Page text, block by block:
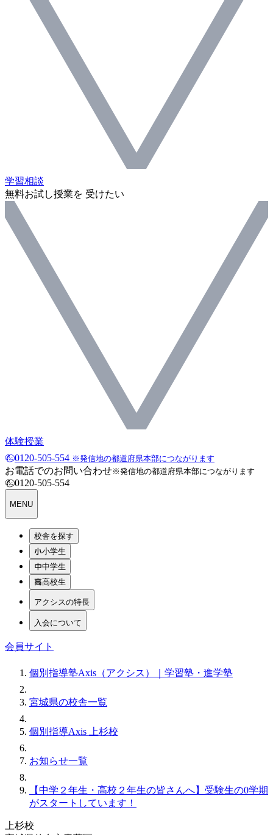
学習相談
無料お試し授業を 受けたい
体験授業
0120-505-554 ※発信地の都道府県本部につながります
お電話でのお問い合わせ※発信地の都道府県本部につながります
0120-505-554
MENU
校舎を探す
小学生
中学生
高校生
アクシスの特長
入会について
会員サイト
個別指導塾Axis（アクシス）｜学習塾・進学塾
宮城県の校舎一覧
個別指導Axis 上杉校
お知らせ一覧
【中学２年生・高校２年生の皆さんへ】受験生の0学期
がスタートしています！
上杉校